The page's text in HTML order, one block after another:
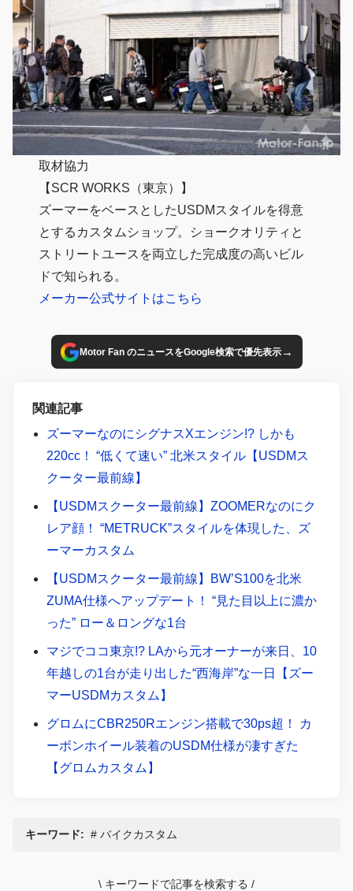
取材協力
【SCR WORKS（東京）】
ズーマーをベースとしたUSDMスタイルを得意
とするカスタムショップ。ショークオリティと
ストリートユースを両立した完成度の高いビル
ドで知られる。
メーカー公式サイトはこちら
Motor Fan のニュースをGoogle検索で優先表示→
関連記事
ズーマーなのにシグナスXエンジン!? しかも
220cc！ “低くて速い” 北米スタイル【USDMス
クーター最前線】
【USDMスクーター最前線】ZOOMERなのにク
レア顔！ “METRUCK”スタイルを体現した、ズ
ーマーカスタム
【USDMスクーター最前線】BW’S100を北米
ZUMA仕様へアップデート！ “見た目以上に濃か
った” ロー＆ロングな1台
マジでココ東京!? LAから元オーナーが来日、10
年越しの1台が走り出した“西海岸”な一日【ズー
マーUSDMカスタム】
グロムにCBR250Rエンジン搭載で30ps超！ カ
ーボンホイール装着のUSDM仕様が凄すぎた
【グロムカスタム】
キーワード: バイクカスタム
\ キーワードで記事を検索する /